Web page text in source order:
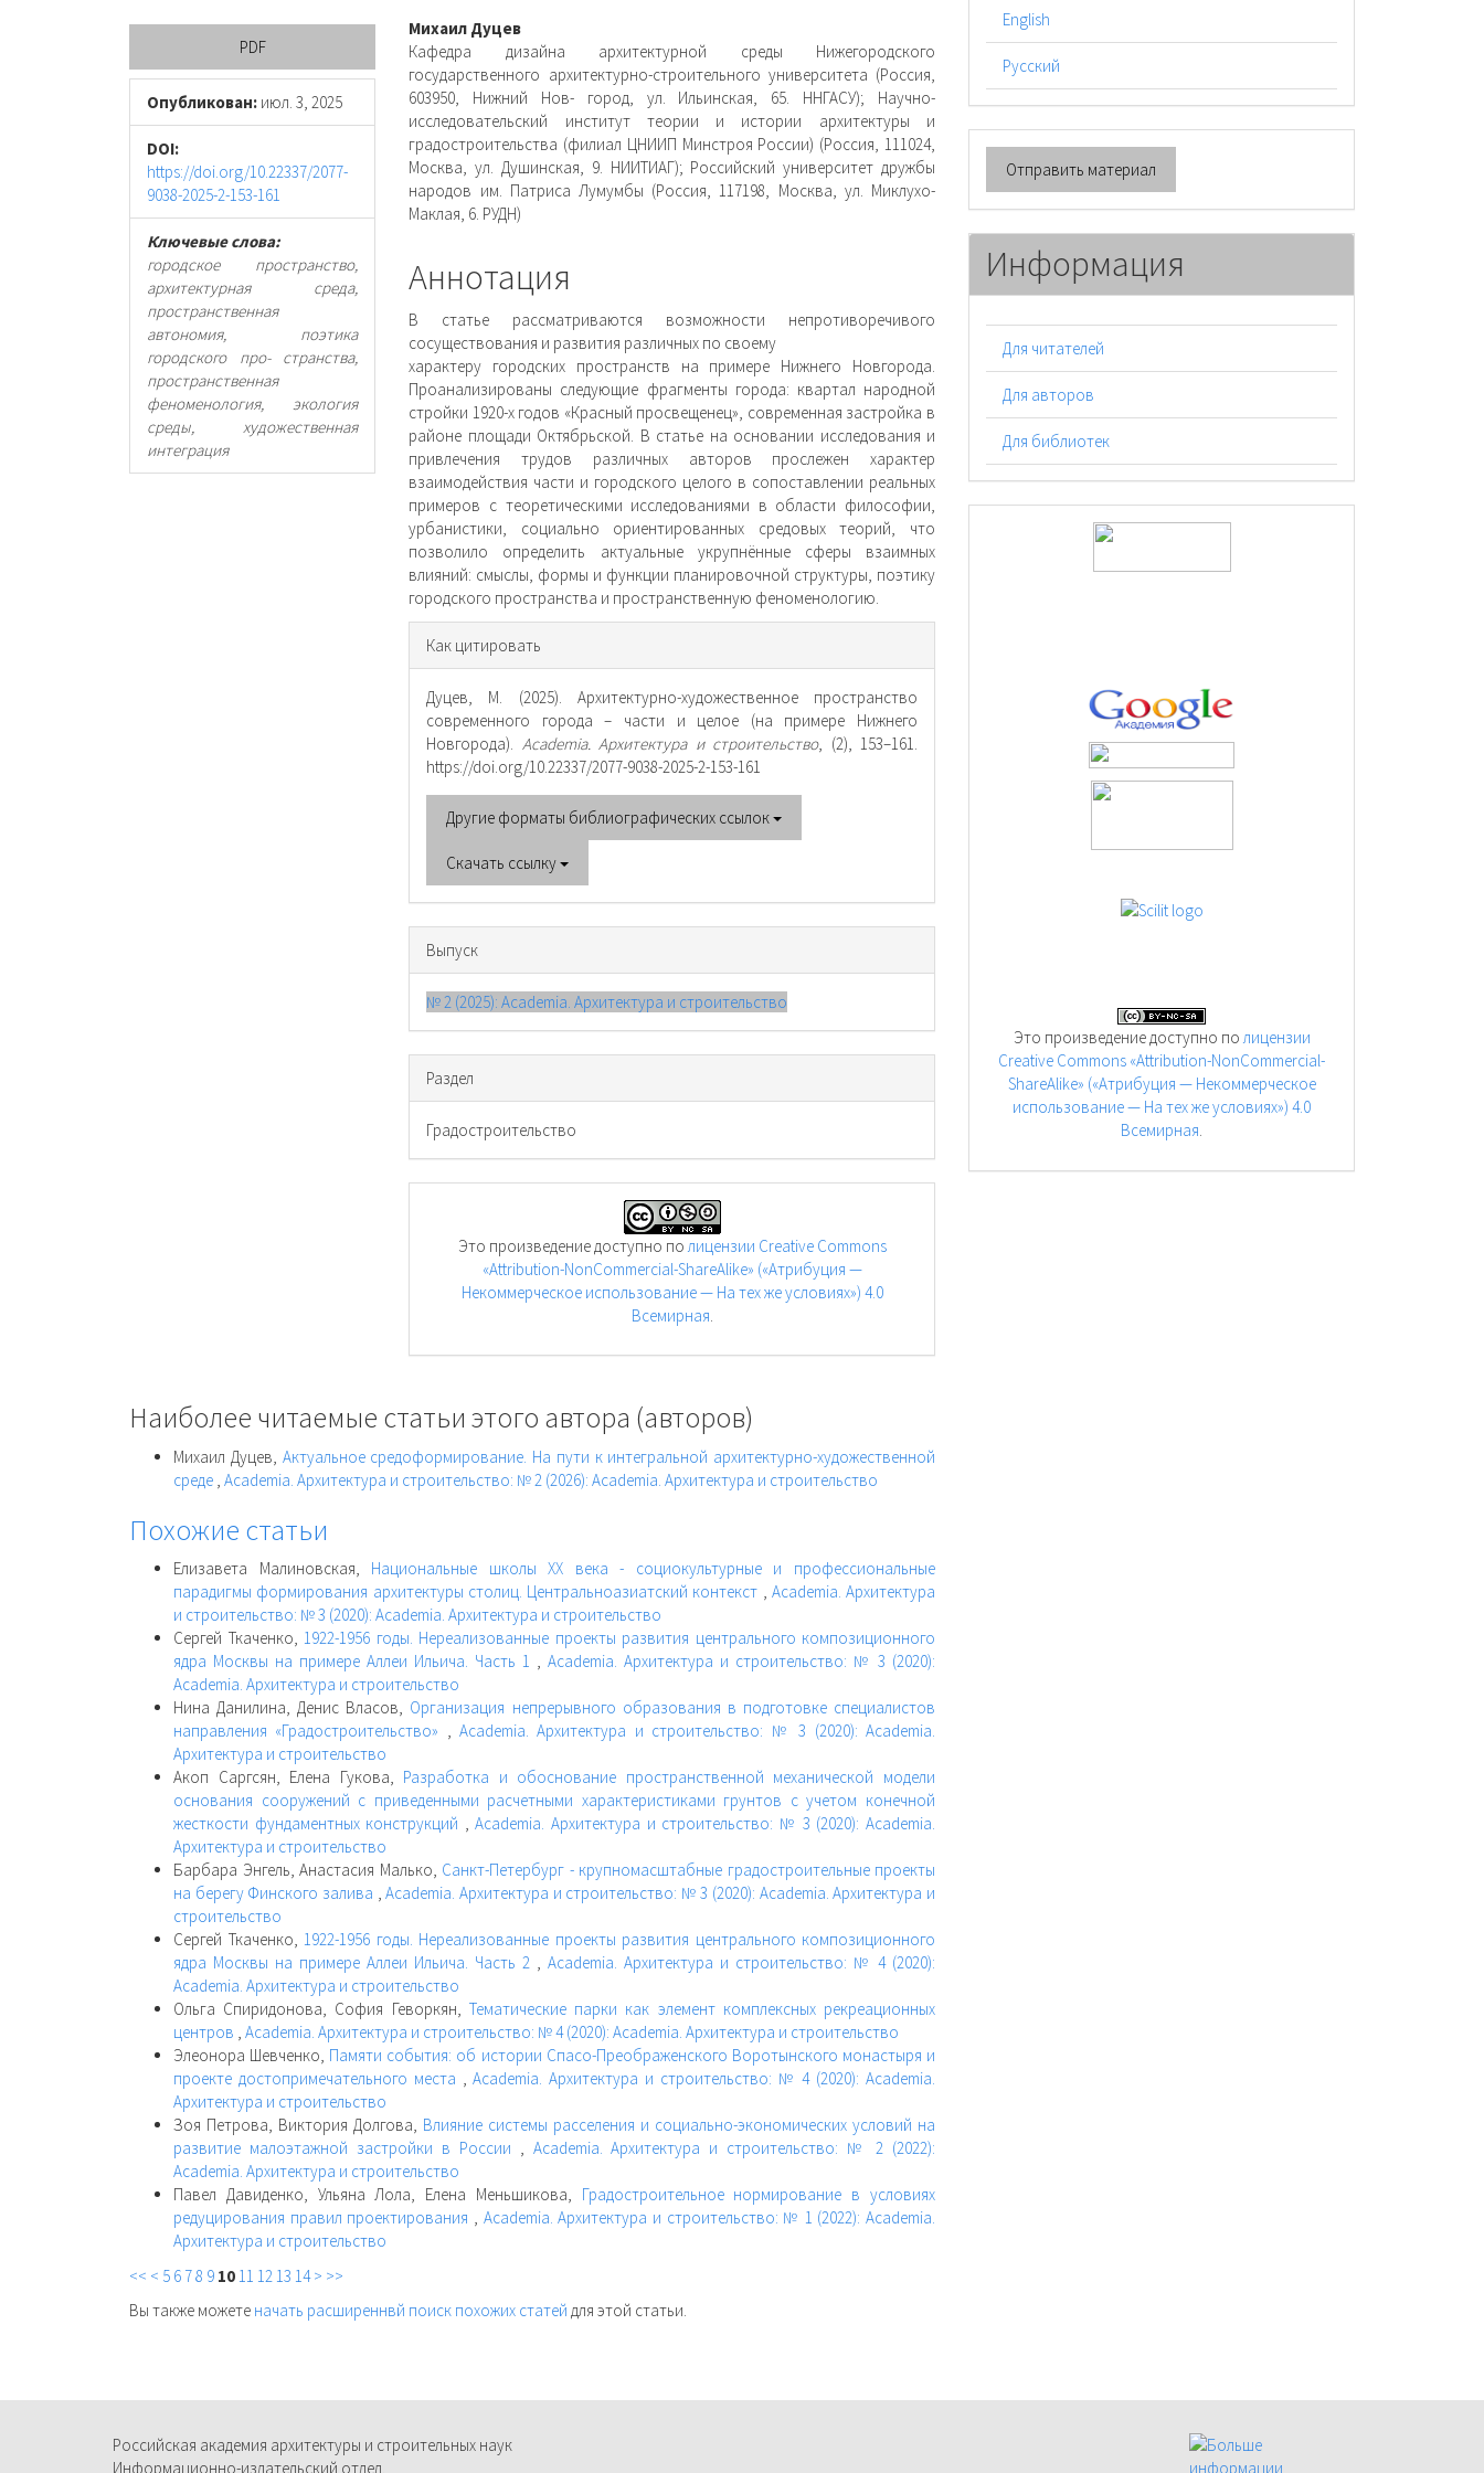
Боковая
панель
статьи
PDF
Опубликован: июл. 3, 2025
DOI:
https://doi.org/10.22337/2077-
9038-2025-2-153-161
Ключевые слова:
городское пространство,
архитектурная среда,
пространственная
автономия, поэтика
городского про- странства,
пространственная
феноменология, экология
среды, художественная
интеграция
Основное
содержимое
статьи
Михаил Дуцев
Кафедра дизайна архитектурной среды Нижегородского
государственного архитектурно-строительного университета (Россия,
603950, Нижний Нов- город, ул. Ильинская, 65. ННГАСУ); Научно-
исследовательский институт теории и истории архитектуры и
градостроительства (филиал ЦНИИП Минстроя России) (Россия, 111024,
Москва, ул. Душинская, 9. НИИТИАГ); Российский университет дружбы
народов им. Патриса Лумумбы (Россия, 117198, Москва, ул. Миклухо-
Маклая, 6. РУДН)
Аннотация
В статье рассматриваются возможности непротиворечивого
сосуществования и развития различных по своему
характеру городских пространств на примере Нижнего Новгорода.
Проанализированы следующие фрагменты города: квартал народной
стройки 1920-х годов «Красный просвещенец», современная застройка в
районе площади Октябрьской. В статье на основании исследования и
привлечения трудов различных авторов прослежен характер
взаимодействия части и городского целого в сопоставлении реальных
примеров с теоретическими исследованиями в области философии,
урбанистики, социально ориентированных средовых теорий, что
позволило определить актуальные укрупнённые сферы взаимных
влияний: смыслы, формы и функции планировочной структуры, поэтику
городского пространства и пространственную феноменологию.
Информация
о статье
Как цитировать
Дуцев, М. (2025). Архитектурно-художественное пространство
современного города – части и целое (на примере Нижнего
Новгорода). Academia. Архитектура и строительство, (2), 153–161.
https://doi.org/10.22337/2077-9038-2025-2-153-161
Другие форматы библиографических ссылок
Скачать ссылку
Выпуск
№ 2 (2025): Academia. Архитектура и строительство
Раздел
Градостроительство
Это произведение доступно по лицензии Creative Commons
«Attribution-NonCommercial-ShareAlike» («Атрибуция —
Некоммерческое использование — На тех же условиях») 4.0
Всемирная
Наиболее читаемые статьи этого автора (авторов)
Михаил Дуцев, Актуальное средоформирование. На пути к интегральной архитектурно-художественной
среде Academia. Архитектура и строительство: № 2 (2026): Academia. Архитектура и строительство
Похожие статьи
Елизавета Малиновская, Национальные школы ХХ века - социокультурные и профессиональные
парадигмы формирования архитектуры столиц. Центральноазиатский контекст , Academia. Архитектура
и строительство: № 3 (2020): Academia. Архитектура и строительство
Сергей Ткаченко, 1922-1956 годы. Нереализованные проекты развития центрального композиционного
ядра Москвы на примере Аллеи Ильича. Часть 1 , Academia. Архитектура и строительство: № 3 (2020):
Academia. Архитектура и строительство
Нина Данилина, Денис Власов, Организация непрерывного образования в подготовке специалистов
направления «Градостроительство» ,Academia. Архитектура и строительство: № 3 (2020): Academia.
Архитектура и строительство
Акоп Саргсян, Елена Гукова, Разработка и обоснование пространственной механической модели
основания сооружений с приведенными расчетными характеристиками грунтов с учетом конечной
жесткости фундаментных конструкций ,Academia. Архитектура и строительство: № 3 (2020): Academia.
Архитектура и строительство
Барбара Энгель, Анастасия Малько, Санкт-Петербург - крупномасштабные градостроительные проекты
на берегу Финского залива ,Academia. Архитектура и строительство: № 3 (2020): Academia. Архитектура и
строительство
Сергей Ткаченко, 1922-1956 годы. Нереализованные проекты развития центрального композиционного
ядра Москвы на примере Аллеи Ильича. Часть 2 , Academia. Архитектура и строительство: № 4 (2020):
Academia. Архитектура и строительство
Ольга Спиридонова, София Геворкян, Тематические парки как элемент комплексных рекреационных
центров , Academia. Архитектура и строительство: № 4 (2020): Academia. Архитектура и строительство
Элеонора Шевченко, Памяти события: об истории Спасо-Преображенского Воротынского монастыря и
проекте достопримечательного места ,Academia. Архитектура и строительство: № 4 (2020): Academia.
Архитектура и строительство
Зоя Петрова, Виктория Долгова, Влияние системы расселения и социально-экономических условий на
развитие малоэтажной застройки в России , Academia. Архитектура и строительство: № 2 (2022):
Academia. Архитектура и строительство
Павел Давиденко, Ульяна Лола, Елена Меньшикова, Градостроительное нормирование в условиях
редуцирования правил проектирования , Academia. Архитектура и строительство: № 1 (2022): Academia.
Архитектура и строительство
<< < 5 6 78 9 10 11 12 13 14 > >>
Вы также можете начать расширеннвй поиск похожих статей для этой статьи.
English
Русский
Отправить
материал
Отправить материал
Информация
Для читателей
Для авторов
Для библиотек
Это произведение доступно полицензии
Creative Commons «Attribution-NonCommercial-
ShareAlike» («Атрибуция — Некоммерческое
использование — На тех же условиях») 4.0
Всемирная.
Российская академия архитектуры и строительных наук
Информационно-издательский отдел.